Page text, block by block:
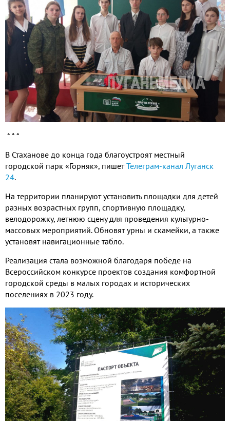
* * *
В Стаханове до конца года благоустроят местный
городской парк «Горняк», пишетТелеграм-канал Луганск
24.
На территории планируют установить площадки для детей
разных возрастных групп, спортивную площадку,
велодорожку, летнюю сцену для проведения культурно-
массовых мероприятий. Обновят урны и скамейки, а также
установят навигационные табло.
Реализация стала возможной благодаря победе на
Всероссийском конкурсе проектов создания комфортной
городской среды в малых городах и исторических
поселениях в 2023 году.